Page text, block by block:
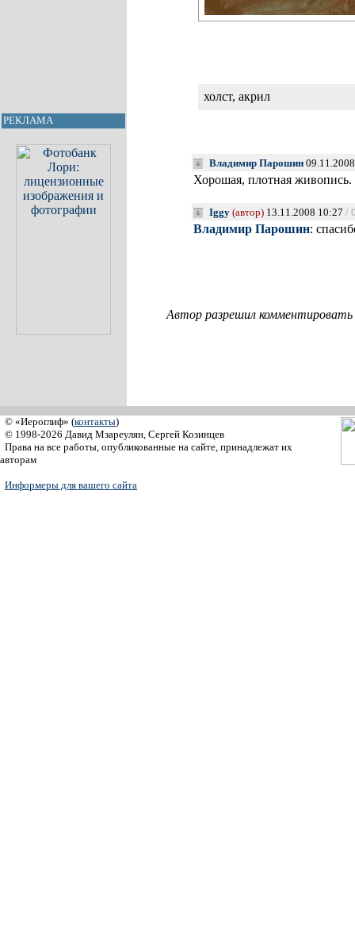
РЕКЛАМА
холст, акрил
Владимир Парошин
Хорошая, плотная живопись.
Iggy (автор) 13.11.2008 10:27 /
Владимир Парошин:
Автор разрешил
© «Иероглиф» (контакты)
© 1998-2026 Давид Мзареулян, Сергей Козинцев
Права на все работы, опубликованные на сайте, принадлежат их
авторам
Информеры для вашего сайта